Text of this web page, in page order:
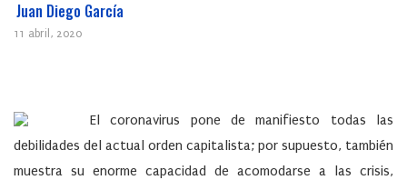
Juan Diego García
11 abril, 2020
El coronavirus pone de manifiesto todas las
debilidades del actual orden capitalista; por supuesto, también
muestra su enorme capacidad de acomodarse a las crisis,